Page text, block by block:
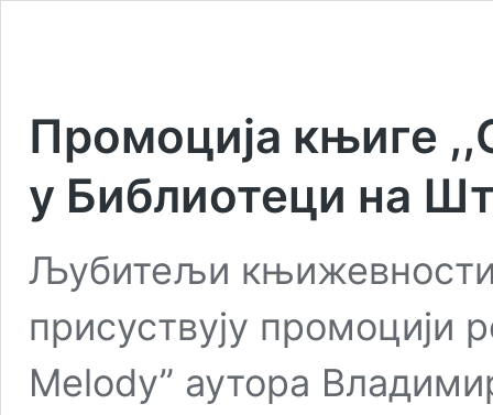
Промоција књиге
у Библиотеци на
Љубитељи
присуствују промоцији
Melody” аутора